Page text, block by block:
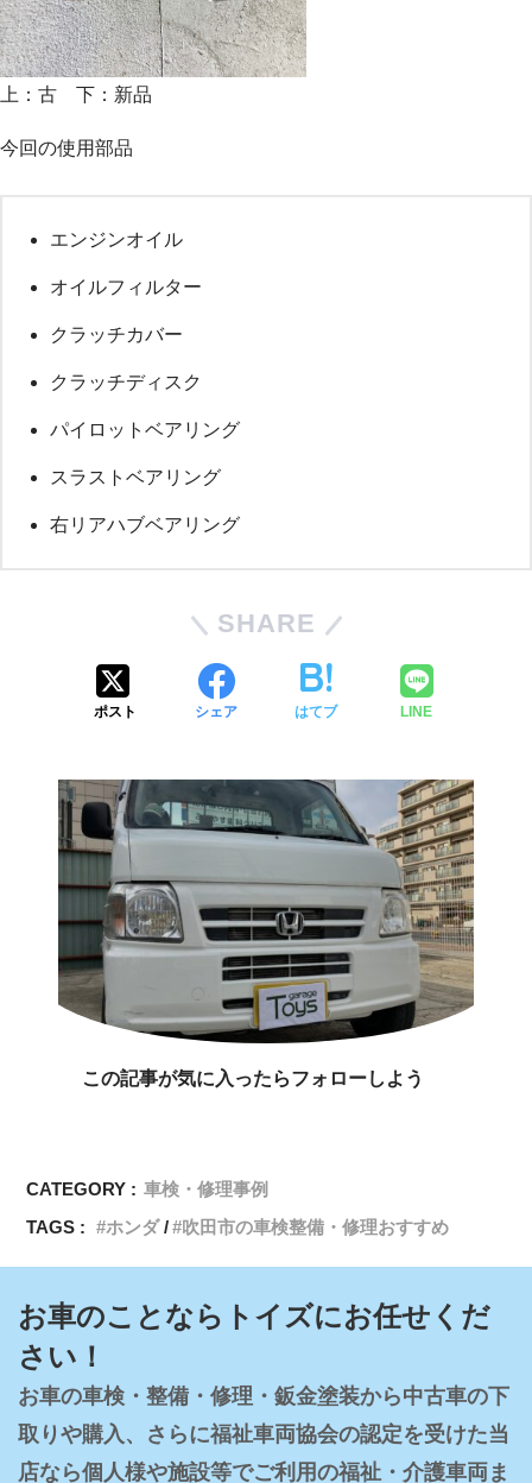
上：古 下：新品
今回の使用部品
エンジンオイル
オイルフィルター
クラッチカバー
クラッチディスク
パイロットベアリング
スラストベアリング
右リアハブベアリング
SHARE
ポスト シェア はてブ LINE
この記事が気に入ったらフォローしよう
CATEGORY : 車検・修理事例
TAGS :
ホンダ 吹田市の車検整備・修理おすすめ
お車のことならトイズにお任せくだ
さい！
お車の車検・整備・修理・鈑金塗装から中古車の下
取りや購入、さらに福祉車両協会の認定を受けた当
店なら個人様や施設等でご利用の福祉・介護車両ま